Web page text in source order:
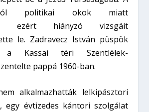
politikai okok miatt
ezért hiányzó vizsgáit
le. Zadravecz István püspök
a Kassai téri Szentlélek-
pappá 1960-ban.
alkalmazhatták lelkipásztori
egy évtizedes kántori szolgálat